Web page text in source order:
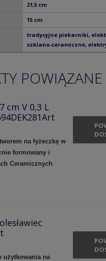
21,5 cm
15 cm
tradycyjne piekarniki,
szklano-ceramiczne,
POWIĄZANE
cm V 0,3 L
na łyżeczkę w
formowany i
Ceramicznych
użytkowania na